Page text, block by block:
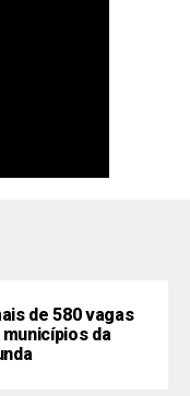
de 580 vagas
da